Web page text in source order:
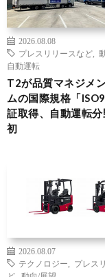
2026.08.08
プレスリリースなど
自動運転
T2が品質マネジメ
ムの国際規格「
証取得、自動運転
初
2026.08.07
テクノロジー
プレス